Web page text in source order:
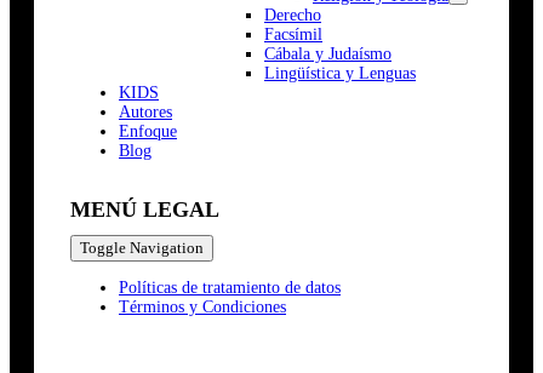
Derecho
Facsímil
Cábala y Judaísmo
Lingüística y Lenguas
KIDS
Autores
Enfoque
Blog
MENÚ LEGAL
Toggle Navigation
Políticas de tratamiento de datos
Términos y Condiciones